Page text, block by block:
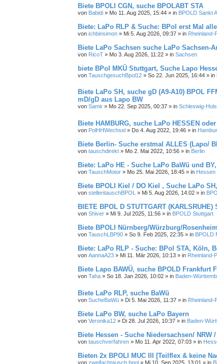
Biete BPOLI CGN, suche BPOLABT STA
von Babidi » Mo 11. Aug 2025, 15:44 » in BPOLD Sankt
Biete: LaPo RLP & Suche: BPol erst Mal
von ichbinsimon » Mi 5. Aug 2026, 09:37 » in Rheinland-
Biete LaPo Sachsen suche LaPo Sachsen-
von RicoT » Mo 3. Aug 2026, 11:22 » in Sachsen
biete BPol MKÜ Stuttgart, Suche Lapo
von TauschgesuchBpol12 » So 22. Jun 2025, 16:44 » in
Biete LaPo SH, suche gD (A9-A10) BPOL
mD/gD aus Lapo BW
von Samir » Mo 22. Sep 2025, 00:37 » in Schleswig-
Biete HAMBURG, suche LaPo HESSEN
von PolHHWechsel » Do 4. Aug 2022, 19:46 » in
Biete Berlin- Suche erstmal ALLES (Lapo/
von tauschdirekt » Mo 2. Mai 2022, 10:56 » in Berlin
Biete: LaPo HE - Suche LaPo BaWü und
von TauschMotor » Mo 25. Mai 2026, 18:45 » in Hessen
Biete BPOLI Kiel / DO Kiel , Suche LaPo
von stellentauschBPOL » Mi 5. Aug 2026, 14:02 » in
BIETE BPOL D STUTTGART (KARLSRUHE)
von Shiver » Mi 9. Jul 2025, 11:56 » in BPOLD Stuttgart
Biete BPOLI Nürnberg/Würzburg/
von TauschLBP90 » So 9. Feb 2025, 22:35 » in BPOLD
Biete: LaPo RLP - Suche: BPol STA, Köln,
von AannaA23 » Mi 11. Mär 2026, 10:13 » in Rheinland-
Biete Lapo BAWÜ, suche BPOLD Frankfurt
von Taha » So 18. Jan 2026, 10:02 » in Baden-
Biete LaPo RLP, suche BaWü
von SucheBaWü » Di 5. Mai 2026, 11:37 » in Rheinland-
Biete LaPo BW, suche LaPo Bayern
von Veronika12 » Di 28. Jul 2026, 10:37 » in Baden-
Biete Hessen - Suche Niedersachsen/ NRW
von tauschverfahren » Mo 11. Apr 2022, 07:03 » in
Bieten 2x BPOLI MUC III [Teilflex & keine
von zweifachtausch bpol » Mi 10. Sep 2025, 13:01 » in